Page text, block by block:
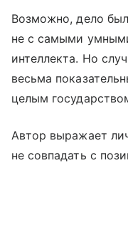
Возможно, дело
не с самыми
интеллекта. Но
весьма
целым
Автор выражает
не совпадать с